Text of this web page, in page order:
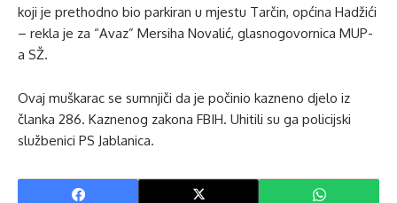
koji je prethodno bio parkiran u mjestu Tarčin, općina Hadžići
– rekla je za “Avaz” Mersiha Novalić, glasnogovornica MUP-
a SŽ.
Ovaj muškarac se sumnjiči da je počinio kazneno djelo iz
članka 286. Kaznenog zakona FBIH. Uhitili su ga policijski
službenici PS Jablanica.